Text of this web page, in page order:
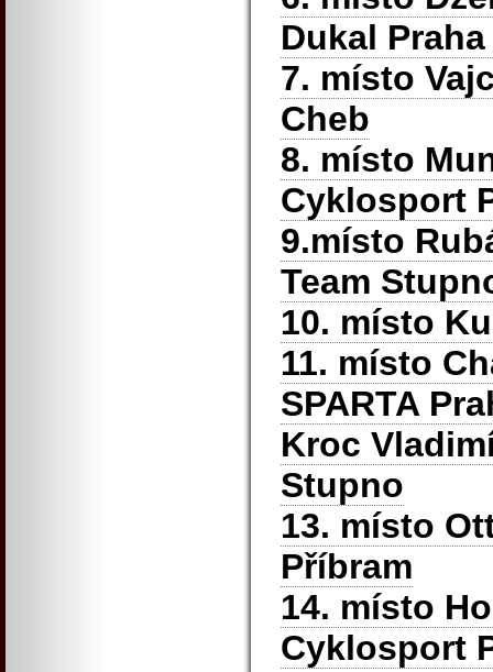
Dukal
7. místo
Cheb
8. místo
Cyklosport
9.místo
Team
10. místo
11. místo
SPARTA
Kroc
Stupno
13. místo
Příbram
14. místo
Cyklosport